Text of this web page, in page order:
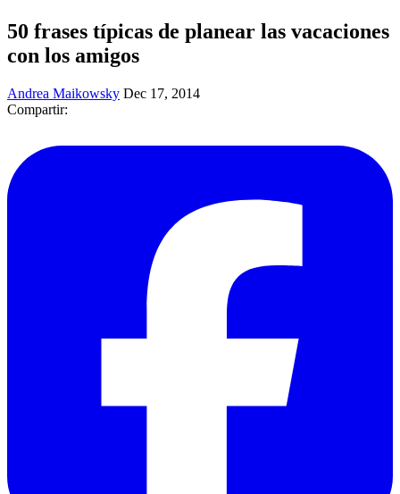
50 frases típicas de planear las vacaciones
con los amigos
Andrea Maikowsky Dec 17, 2014
Compartir: